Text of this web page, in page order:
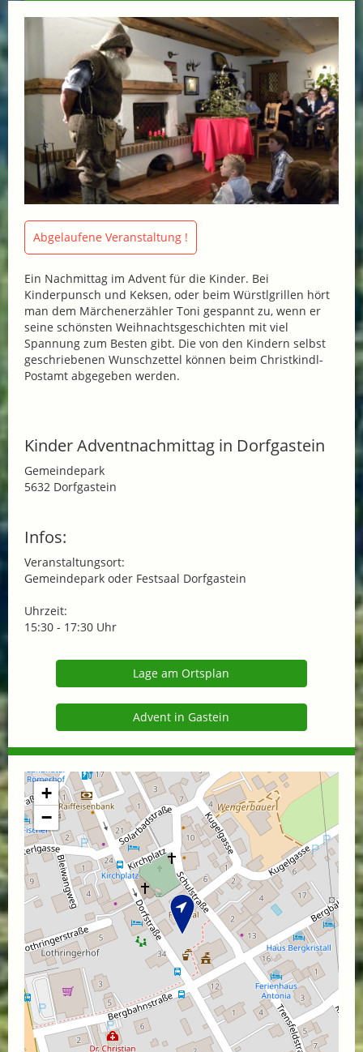
Abgelaufene Veranstaltung !
Ein Nachmittag im Advent für die Kinder. Bei
Kinderpunsch und Keksen, oder beim Würstlgrillen hört
man dem Märchenerzähler Toni gespannt zu, wenn er
seine schönsten Weihnachtsgeschichten mit viel
Spannung zum Besten gibt. Die von den Kindern selbst
geschriebenen Wunschzettel können beim Christkindl-
Postamt abgegeben werden.
Kinder Adventnachmittag in Dorfgastein
Gemeindepark
5632 Dorfgastein
Infos:
Veranstaltungsort:
Gemeindepark oder Festsaal Dorfgastein
Uhrzeit:
15:30 - 17:30 Uhr
Lage am Ortsplan
Advent in Gastein
+
−